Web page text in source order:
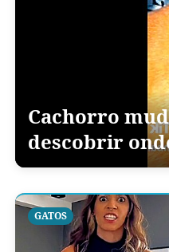
Cachorro
descobrir
GATOS